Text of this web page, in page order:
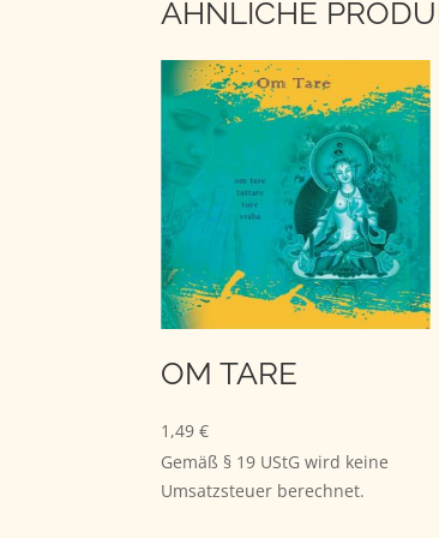
ÄHNLICHE
OM TARE
1,49€
Gemäß § 19 UStG wird keine
Umsatzsteuer berechnet.